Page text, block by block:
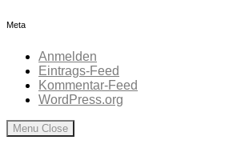
Meta
Anmelden
Eintrags-Feed
Kommentar-Feed
WordPress.org
Menu Close